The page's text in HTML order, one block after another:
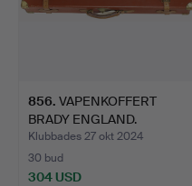
856. VAPENKOFFERT
BRADY ENGLAND.
Klubbades 27 okt 2024
30 bud
304 USD